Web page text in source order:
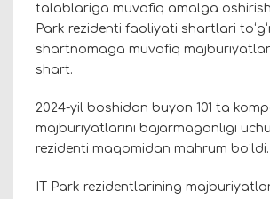
talablariga muvofiq amalga
Park rezidenti faoliyati shartlari
shartnomaga muvofiq
shart.
2024-yil boshidan buyon 101 ta
majburiyatlarini bajarmaganligi
rezidenti maqomidan mahrum boʻldi.
IT Park rezidentlarining